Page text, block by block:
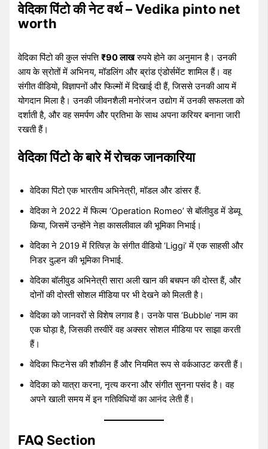
वेदिका पिंटो की नेट वर्थ – Vedika pinto net
worth
वेदिका पिंटो की कुल संपत्ति₹90 लाखरुपये होने का अनुमान है। उनकी
आय के स्रोतों में अभिनय, मॉडलिंग और ब्रांड एंडोर्समेंट शामिल हैं। वह
संगीत वीडियो, विज्ञापनों और फिल्मों में दिखाई दी हैं, जिससे उनकी आय में
योगदान मिला है। उनकी जीवनशैली मनोरंजन उद्योग में उनकी सफलता को
दर्शाती है, और वह समर्पण और प्रतिभा के साथ अपना करियर बनाना जारी
रखती हैं।
वेदिका पिंटो के बारे में रोचक जानकारिया
वेदिका पिंटो एक भारतीय अभिनेत्री, मॉडल और डांसर हैं.
वेदिका ने 2022 में फिल्म ‘Operation Romeo’ से बॉलीवुड में डेब्यू
किया, जिसमें उन्होंने नेहा कासलीवाल की भूमिका निभाई।
वेदिका ने 2019 में रित्विज़ के संगीत वीडियो ‘Liggi’ में एक साहसी और
निडर दुल्हन की भूमिका निभाई.
वेदिका बॉलीवुड अभिनेत्री सारा अली खान की बचपन की दोस्त हैं, और
दोनों की दोस्ती सोशल मीडिया पर भी देखने को मिलती है।
वेदिका को जानवरों से विशेष लगाव है। उनके पास ‘Bubble’ नाम का
एक घोड़ा है, जिसकी तस्वीरें वह अक्सर सोशल मीडिया पर साझा करती
हैं।
वेदिका फिटनेस की शौकीन हैं और नियमित रूप से वर्कआउट करती हैं।
वेदिका को यात्रा करना, नृत्य करना और संगीत सुनना पसंद है। वह
अपने खाली समय में इन गतिविधियों का आनंद लेती हैं।
FAQ Section